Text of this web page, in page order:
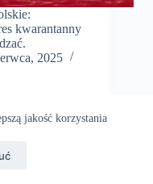
jakość korzystania
kwarantanny
2025
WordPress